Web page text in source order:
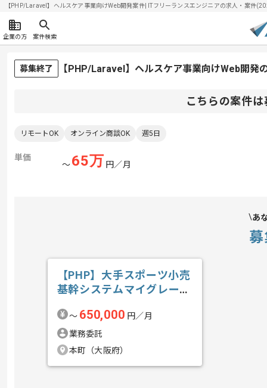
【PHP/Laravel】ヘルスケア事業向けWeb開発案件| ITフリーランスエンジニアの求人・案件
企業の方 案件検索
募集終了 【PHP/Laravel】ヘルスケア事業向けWeb開発
こちらの案件
リモートOK オンライン商談OK 週5日
単価
〜65万 円／月
あ
【PHP】大手スポーツ小売
基幹システムマイグレーシ
〜 650,000 円／月
業務委託
本町（大阪府）